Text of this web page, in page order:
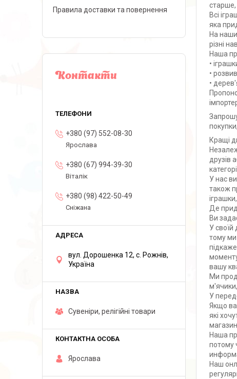
старше,
Всі
яка
На
різні
Наша
•
•
•
Кращі
друзів
У нас
також
Де
Ви
У своїй
тому ми
вашу
Ми
м'ячики,
У
Якщо
які
Наша
потому
Наш
Правила доставки та повернення
Контакти
+380 (97) 552-08-30
Ярослава
+380 (67) 994-39-30
Віталік
+380 (98) 422-50-49
Сніжана
вул. Дорошенка 12, с. Рожнів,
Україна
Сувеніри, релігійні товари
Ярослава